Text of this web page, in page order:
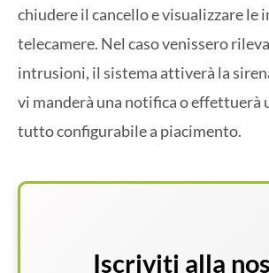
chiudere il cancello e visualizzare le
telecamere. Nel caso venissero
intrusioni, il sistema attiverà la
vi manderà una notifica o effettuerà
tutto configurabile a piacimento.
Iscriviti alla